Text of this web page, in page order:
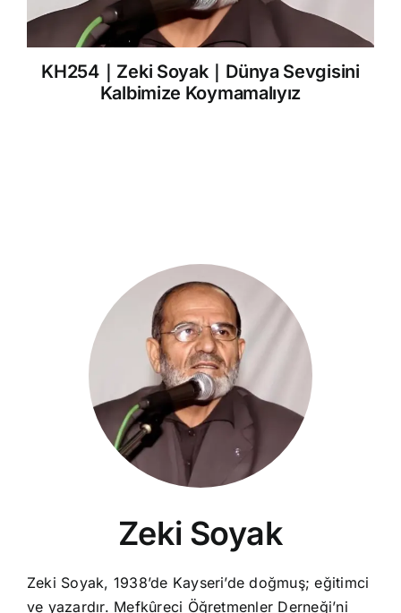
KH254｜Zeki Soyak｜Dünya Sevgisini
Kalbimize Koymamalıyız
Zeki Soyak
Zeki Soyak, 1938’de Kayseri’de doğmuş; eğitimci
ve yazardır. Mefkûreci Öğretmenler Derneği’ni